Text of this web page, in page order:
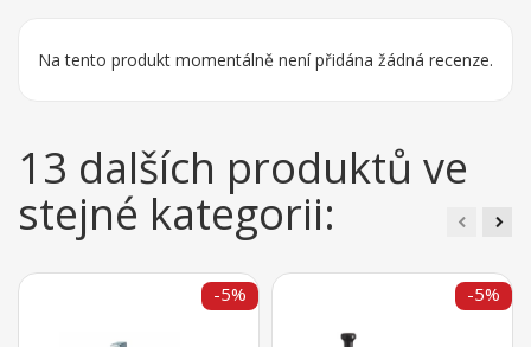
Na tento produkt momentálně není přidána žádná recenze.
13 dalších produktů ve
stejné kategorii:
-5% -5%